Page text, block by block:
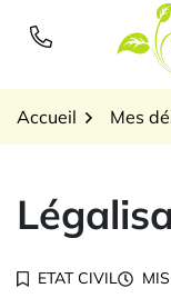
Accueil Mes
ETAT CIVIL